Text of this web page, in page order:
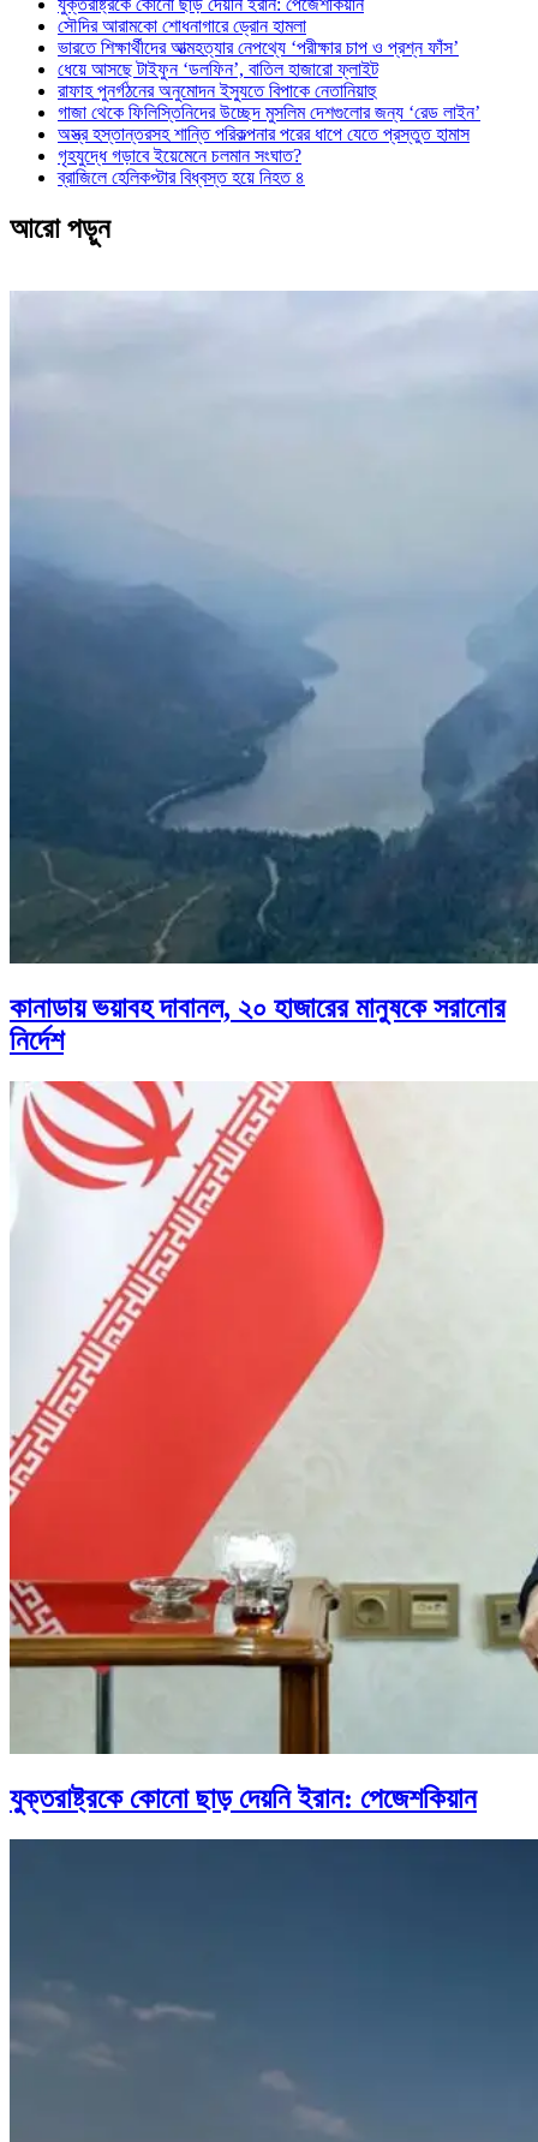
যুক্তরাষ্ট্রকে কোনো ছাড় দেয়নি ইরান: পেজেশকিয়ান
সৌদির আরামকো শোধনাগারে ড্রোন হামলা
ভারতে শিক্ষার্থীদের আত্মহত্যার নেপথ্যে ‘পরীক্ষার চাপ ও প্রশ্ন ফাঁস’
ধেয়ে আসছে টাইফুন ‘ডলফিন’, বাতিল হাজারো ফ্লাইট
রাফাহ পুনর্গঠনের অনুমোদন ইস্যুতে বিপাকে নেতানিয়াহু
গাজা থেকে ফিলিস্তিনিদের উচ্ছেদ মুসলিম দেশগুলোর জন্য ‘রেড লাইন’
অস্ত্র হস্তান্তরসহ শান্তি পরিকল্পনার পরের ধাপে যেতে প্রস্তুত হামাস
গৃহযুদ্ধে গড়াবে ইয়েমেনে চলমান সংঘাত?
ব্রাজিলে হেলিকপ্টার বিধ্বস্ত হয়ে নিহত ৪
আরো পড়ুন
কানাডায় ভয়াবহ দাবানল, ২০ হাজারের মানুষকে সরানোর
নির্দেশ
যুক্তরাষ্ট্রকে কোনো ছাড় দেয়নি ইরান: পেজেশকিয়ান